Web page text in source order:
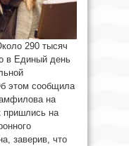
290 тысяч
в Единый день
этом сообщила
на
пришлись на
заверив, что